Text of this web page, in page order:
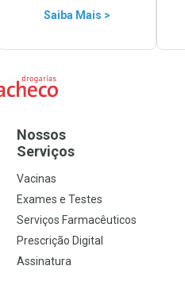
Saiba Mais >
Nossos
Serviços
Vacinas
Exames e Testes
Serviços Farmacêuticos
Prescrição Digital
Assinatura